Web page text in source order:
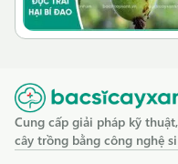
Cung cấp giải pháp kỹ
cây trồng bằng công nghệ